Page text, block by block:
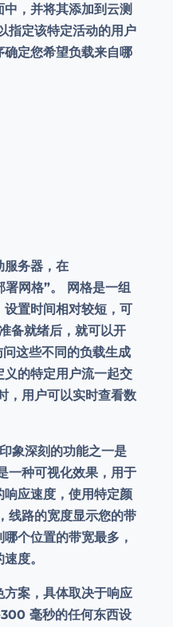
，并将其添加到云测
指定该特定活动的用户
定您希望负载来自哪
服务器，在
网格”。 网格是一组
置时间相对较短，可
备就绪后，就可以开
这些不同的负载生成
的特定用户流一起交
，用户可以实时查看数
象深刻的功能之一是
一种可视化效果，用于
响应速度，使用特定颜
线路的宽度显示您的带
个位置的带宽最多，
度。
方案，具体取决于响应
毫秒的任何东西设